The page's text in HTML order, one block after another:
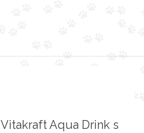
Vitakraft Aqua Drink s